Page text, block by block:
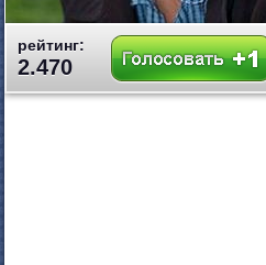
рейтинг:
2.470